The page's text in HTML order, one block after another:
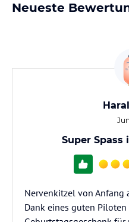
Neueste
Super
Nervenkitzel von Anfang
Dank eines guten